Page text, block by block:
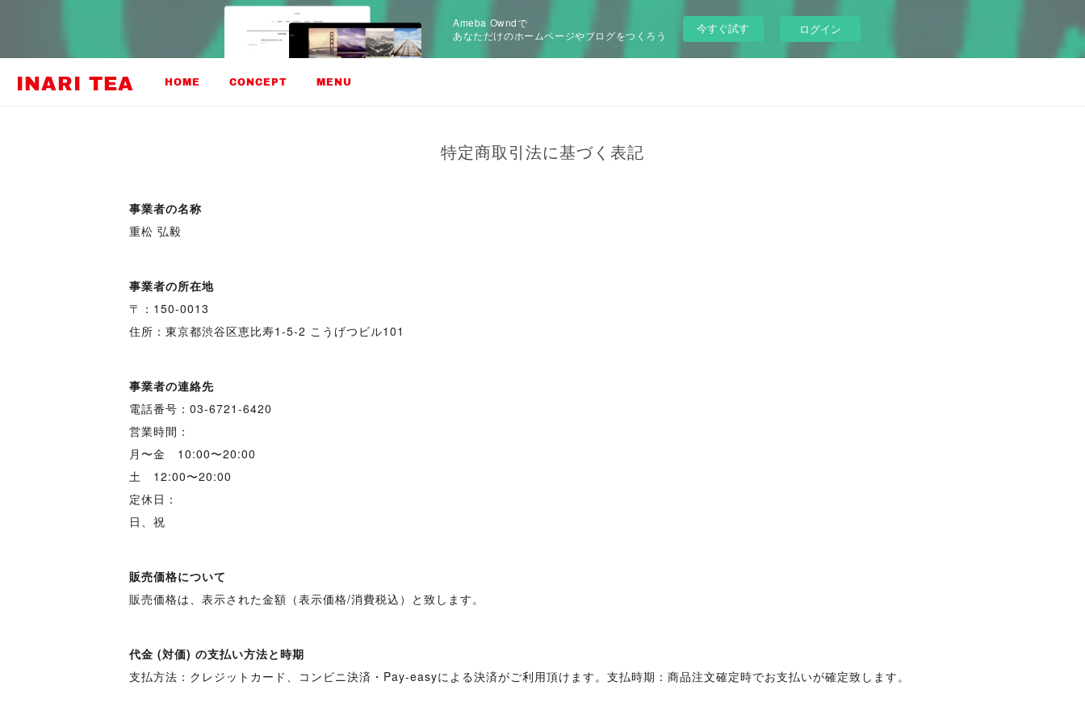
Ameba Owndで
あなただけのホームページやブログをつくろう
今すぐ試す ログイン
INARI TEA HOME CONCEPT MENU
特定商取引法に基づく表記
事業者の名称
重松 弘毅
事業者の所在地
〒：150-0013
住所：東京都渋谷区恵比寿1-5-2 こうげつビル101
事業者の連絡先
電話番号：03-6721-6420
営業時間：
月〜金 10:00〜20:00
土 12:00〜20:00
定休日：
日、祝
販売価格について
販売価格は、表示された金額（表示価格/消費税込）と致します。
代金 (対価) の支払い方法と時期
支払方法：クレジットカード、コンビニ決済・Pay-easyによる決済がご利用頂けます。支払時期：商品注文確定時でお支払いが確定致します。